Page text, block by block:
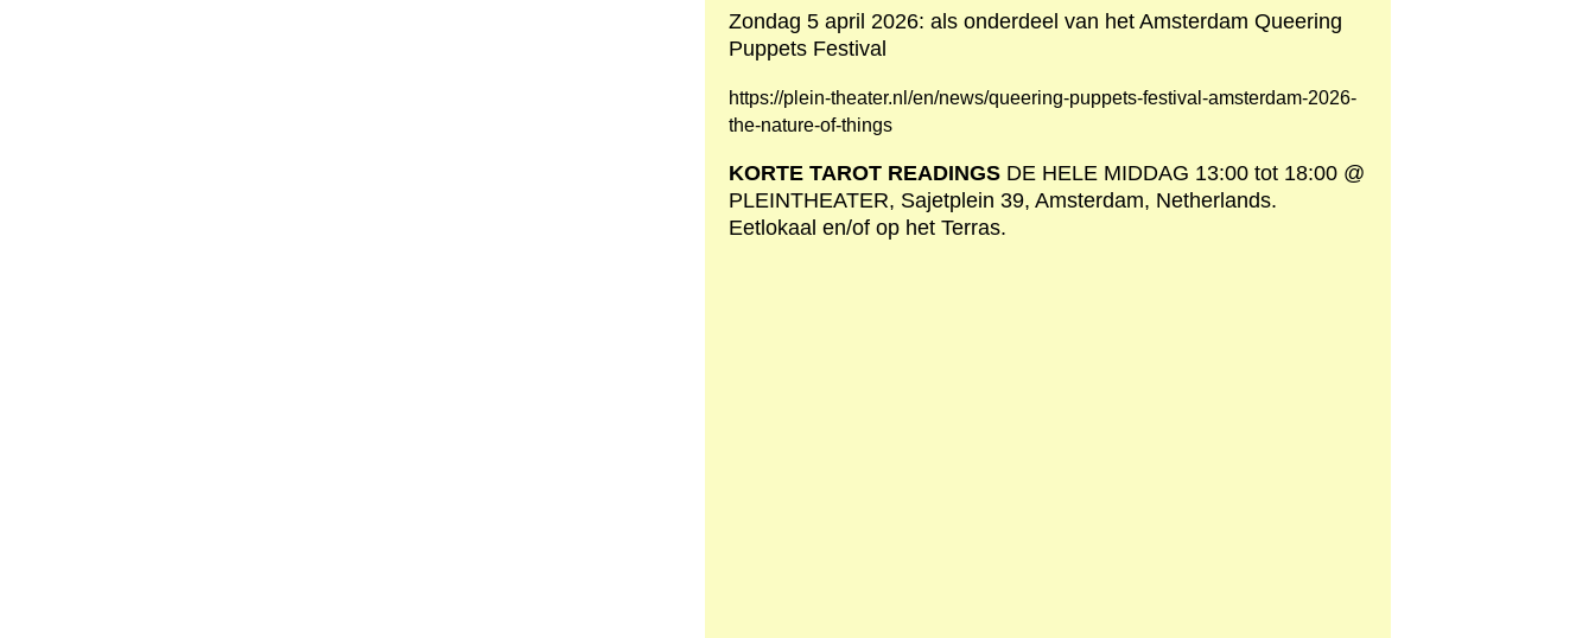
Zondag 5 april 2026: als onderdeel van het Amsterdam Queering
Puppets Festival
https://plein-theater.nl/en/news/queering-puppets-festival-amsterdam-2026-
the-nature-of-things
KORTE TAROT READINGS DE HELE MIDDAG 13:00 tot 18:00 @
PLEINTHEATER, Sajetplein 39, Amsterdam, Netherlands.
Eetlokaal en/of op het Terras.